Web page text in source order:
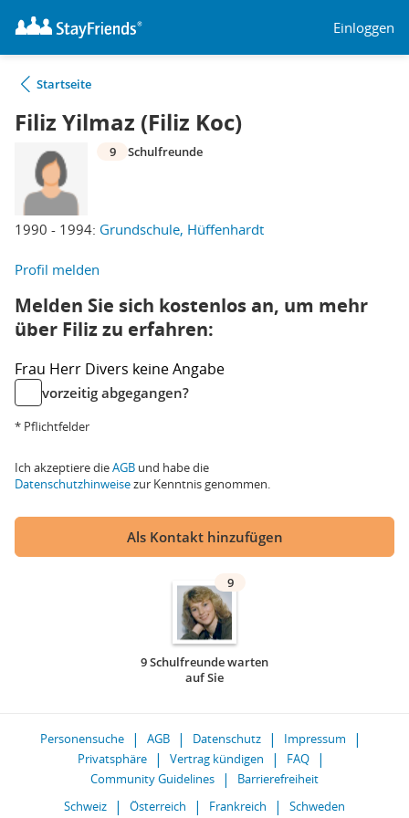
Einloggen
Startseite
Filiz Yilmaz (Filiz Koc)
1990 - 1994: Grundschule, Hüffenhardt
9 Schulfreunde
Profil melden
Melden Sie sich kostenlos an, um mehr
über Filiz zu erfahren:
Frau Herr Divers keine Angabe
vorzeitig abgegangen?
* Pflichtfelder
Ich akzeptiere dieAGB und habe die
Datenschutzhinweisezur Kenntnis genommen.
Als Kontakt hinzufügen
9
9 Schulfreunde warten
auf Sie
Personensuche AGB Datenschutz
Impressum
Privatsphäre
Vertrag kündigen
FAQ
Community Guidelines
Barrierefreiheit
Schweiz
Österreich Frankreich Schweden